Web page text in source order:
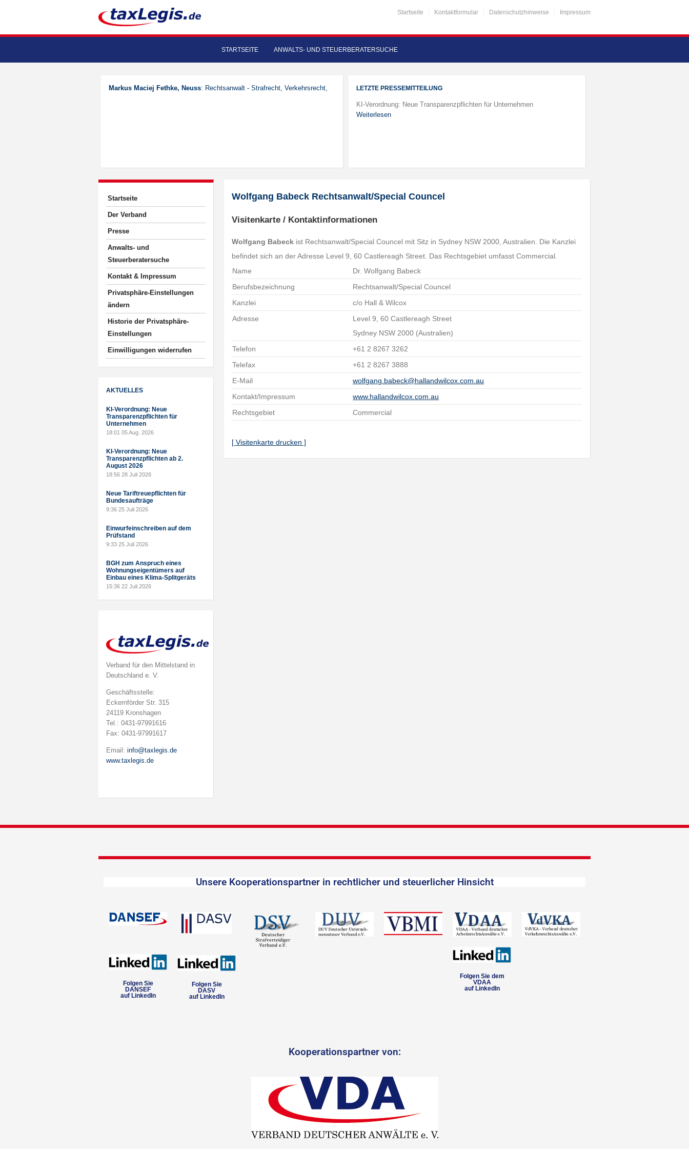
Startseite Kontaktformular Datenschutzhinweise Impressum
STARTSEITE ANWALTS- UND STEUERBERATERSUCHE
Markus Maciej Fethke, Neuss: Rechtsanwalt - Strafrecht, Verkehrsrecht, LETZTE PRESSEMITTEILUNG
KI-Verordnung: Neue Transparenzpflichten für Unternehmen
Weiterlesen
Startseite
Der Verband
Presse
Anwalts- und
Steuerberatersuche
Kontakt & Impressum
Privatsphäre-Einstellungen
ändern
Historie der Privatsphäre-
Einstellungen
Einwilligungen widerrufen
AKTUELLES
KI-Verordnung: Neue
Transparenzpflichten für
Unternehmen
18:01 05 Aug. 2026
KI-Verordnung: Neue
Transparenzpflichten ab 2.
August 2026
18:56 28 Juli 2026
Neue Tariftreuepflichten für
Bundesaufträge
9:36 25 Juli 2026
Einwurfeinschreiben auf dem
Prüfstand
9:33 25 Juli 2026
BGH zum Anspruch eines
Wohnungseigentümers auf
Einbau eines Klima-Splitgeräts
15:36 22 Juli 2026
Verband für den Mittelstand in
Deutschland e. V.
Geschäftsstelle:
Eckernförder Str. 315
24119 Kronshagen
Tel.: 0431-97991616
Fax: 0431-97991617
Email: info@taxlegis.de
www.taxlegis.de
Wolfgang Babeck Rechtsanwalt/Special Councel
Visitenkarte / Kontaktinformationen
Wolfgang Babeck ist Rechtsanwalt/Special Councel mit Sitz in Sydney NSW 2000, Australien. Die Kanzlei
befindet sich an der Adresse Level 9, 60 Castlereagh Street. Das Rechtsgebiet umfasst Commercial.
Name
Dr. Wolfgang Babeck
Berufsbezeichnung
Rechtsanwalt/Special Councel
Kanzlei
c/o Hall & Wilcox
Adresse
Level 9, 60 Castlereagh Street
Sydney NSW 2000 (Australien)
Telefon
+61 2 8267 3262
Telefax
+61 2 8267 3888
E-Mail
wolfgang.babeck@hallandwilcox.com.au
Kontakt/Impressum
www.hallandwilcox.com.au
Rechtsgebiet
Commercial
[ Visitenkarte drucken ]
Unsere Kooperationspartner in rechtlicher und steuerlicher Hinsicht
Folgen Sie
DANSEF
auf LinkedIn
Folgen Sie
DASV
auf LinkedIn
Folgen Sie dem
VDAA
auf LinkedIn
Kooperationspartner von: